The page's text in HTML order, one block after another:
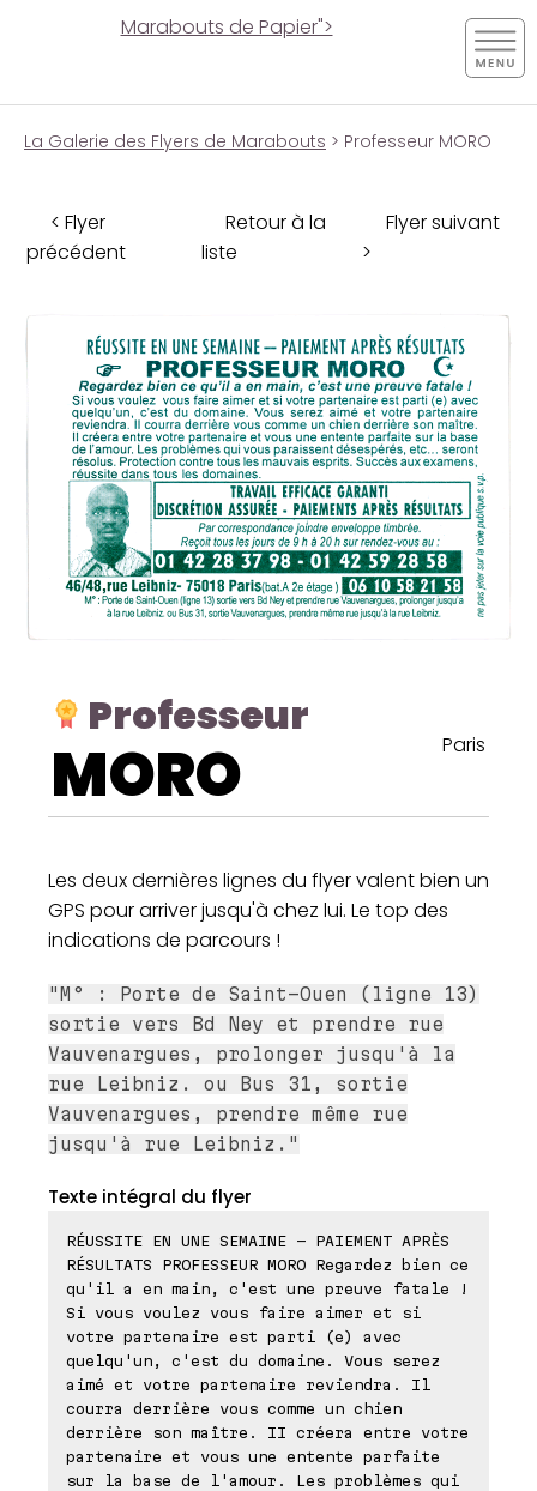
Marabouts de Papier">
La Galerie des Flyers de Marabouts > Professeur MORO
< Flyer
précédent
Retour à la
liste
Flyer suivant
>
Professeur
MORO Paris
Les deux dernières lignes du flyer valent bien un
GPS pour arriver jusqu'à chez lui. Le top des
indications de parcours !
"M° : Porte de Saint-Ouen (ligne 13)
sortie vers Bd Ney et prendre rue
Vauvenargues, prolonger jusqu'à la
rue Leibniz. ou Bus 31, sortie
Vauvenargues, prendre même rue
jusqu'à rue Leibniz."
Texte intégral du flyer
RÉUSSITE EN UNE SEMAINE - PAIEMENT APRÈS
RÉSULTATS PROFESSEUR MORO Regardez bien ce
qu'il a en main, c'est une preuve fatale !
Si vous voulez vous faire aimer et si
votre partenaire est parti (e) avec
quelqu'un, c'est du domaine. Vous serez
aimé et votre partenaire reviendra. Il
courra derrière vous comme un chien
derrière son maître. II créera entre votre
partenaire et vous une entente parfaite
sur la base de l'amour. Les problèmes qui